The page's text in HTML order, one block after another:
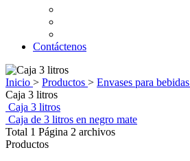
Contáctenos
Inicio > Productos > Envases para bebidas
Caja 3 litros
Caja 3 litros
Caja de 3 litros en negro mate
Total 1 Página 2 archivos
Productos